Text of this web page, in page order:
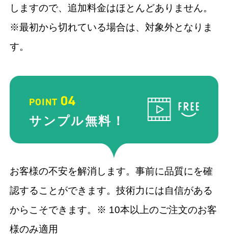
しますので、追加料金はほとんどありません。
※最初から切れている場合は、対象外となりま
す。
POINT 04
サンプル無料！
お客様の不安を解消します。事前に品質にを確
認することができます。技術力には自信がある
からこそできます。※ 10本以上のご注文のお客
様のみ適用